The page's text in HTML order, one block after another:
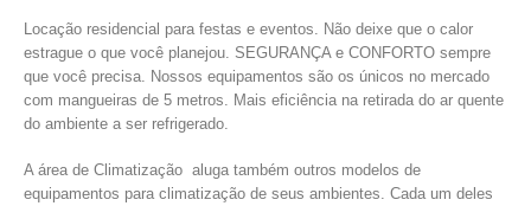
Locação residencial para festas e eventos. Não deixe que o calor
estrague o que você planejou. SEGURANÇA e CONFORTO sempre
que você precisa. Nossos equipamentos são os únicos no mercado
com mangueiras de 5 metros. Mais eficiência na retirada do ar quente
do ambiente a ser refrigerado.
A área de Climatização aluga também outros modelos de
equipamentos para climatização de seus ambientes. Cada um deles